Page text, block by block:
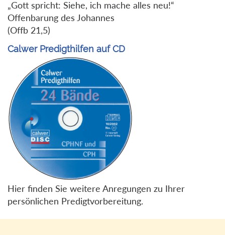
„Gott spricht: Siehe, ich mache alles neu!“
Offenbarung des Johannes
(Offb 21,5)
Calwer Predigthilfen auf CD
Hier finden Sie weitere Anregungen zu Ihrer
persönlichen Predigtvorbereitung.